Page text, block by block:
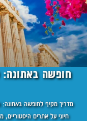
חופשה
מדריך מקיף לחופשה באתונה:
חיוני על אתרים היסטוריים,